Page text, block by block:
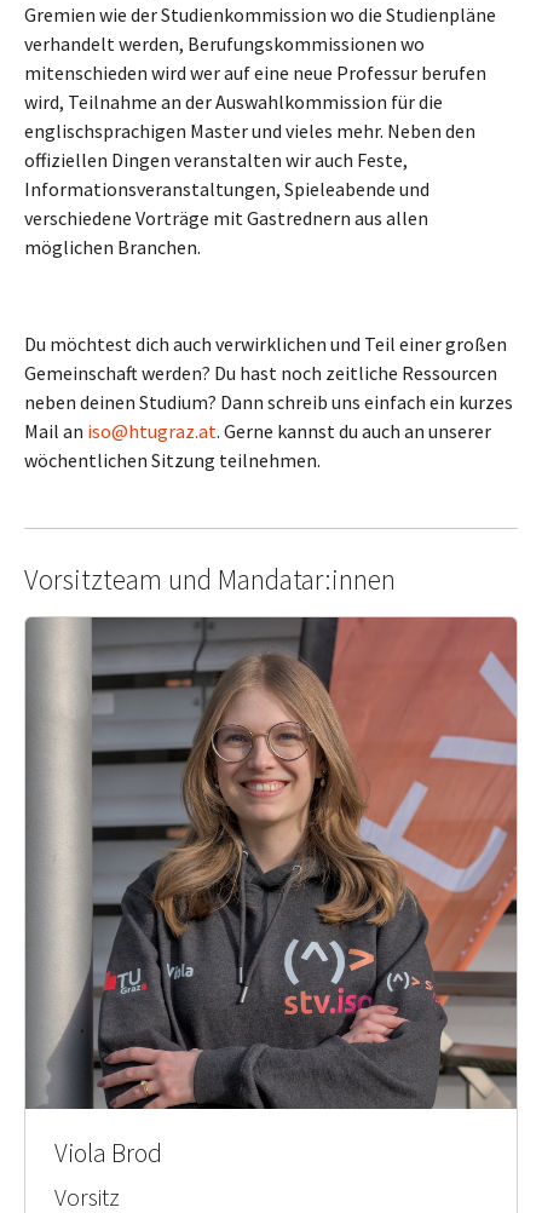
Gremien wie der Studienkommission wo die Studienpläne
verhandelt werden, Berufungskommissionen wo
mitenschieden wird wer auf eine neue Professur berufen
wird, Teilnahme an der Auswahlkommission für die
englischsprachigen Master und vieles mehr. Neben den
offiziellen Dingen veranstalten wir auch Feste,
Informationsveranstaltungen, Spieleabende und
verschiedene Vorträge mit Gastrednern aus allen
möglichen Branchen.
Du möchtest dich auch verwirklichen und Teil einer großen
Gemeinschaft werden? Du hast noch zeitliche Ressourcen
neben deinen Studium? Dann schreib uns einfach ein kurzes
Mail an iso@htugraz.at. Gerne kannst du auch an unserer
wöchentlichen Sitzung teilnehmen.
Vorsitzteam und Mandatar:innen
Viola Brod
Vorsitz